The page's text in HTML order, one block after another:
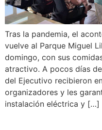
Tras la pandemia, el
vuelve al Parque Miguel
domingo, con sus
atractivo. A pocos días
del Ejecutivo recibieron
organizadores y les
instalación eléctrica y […]